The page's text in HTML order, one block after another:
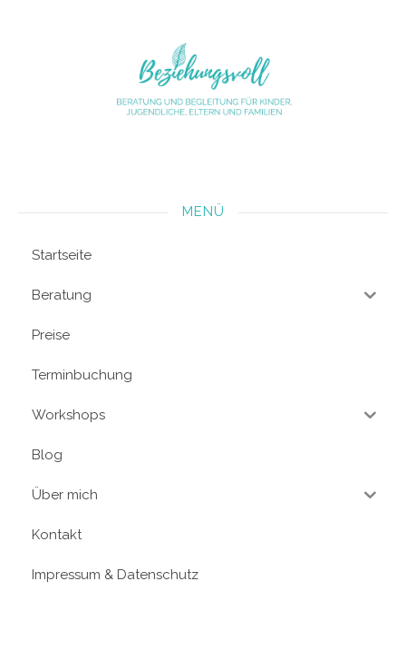
MENÜ
Startseite
Beratung
Preise
Terminbuchung
Workshops
Blog
Über mich
Kontakt
Impressum & Datenschutz